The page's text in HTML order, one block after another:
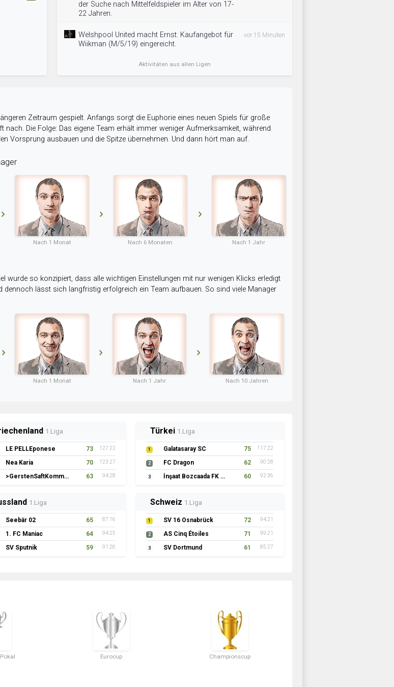
der Suche nach Mittelfeldspieler im Alter von 17-
22 Jahren.
Welshpool United macht Ernst: Kaufangebot für
Wiikman (M/5/19) eingereicht.
vor 15 Minuten
Aktivitäten aus allen Ligen
Zeitraum gespielt. Anfangs sorgt die Euphorie eines neuen Spiels für große
Die Folge: Das eigene Team erhält immer weniger Aufmerksamkeit, während
Vorsprung ausbauen und die Spitze übernehmen. Und dann hört man auf.
Nach 1 Monat Nach 6 Monaten Nach 1 Jahr
wurde so konzipiert, dass alle wichtigen Einstellungen mit nur wenigen Klicks erledigt
lässt sich langfristig erfolgreich ein Team aufbauen. So sind viele Manager
Nach 1 Monat Nach 1 Jahr Nach 10 Jahren
1.Liga
LE PELLEponese 73 127:22
Nea Karia 70 123:27
>GerstenSaftKommando 63 94:28
Türkei 1.Liga
1 Galatasaray SC 75 117:22
2 FC Dragon 62 90:28
3 İnşaat Bozcaada FK 1957 60 92:36
1.Liga
Seebär 02 65 87:16
1. FC Maniac 64 94:25
SV Sputnik 59 91:26
Schweiz 1.Liga
1 SV 16 Osnabrück 72 94:21
2 AS Cinq Étoiles 71 99:21
3 SV Dortmund 61 85:27
Eurocup Championscup